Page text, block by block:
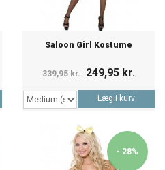
Saloon Girl Kostume
339,95 kr. 249,95 kr.
Læg i kurv
- 28%